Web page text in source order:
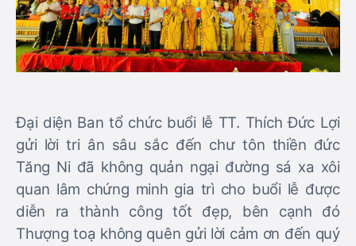
Đại diện Ban tổ chức buổi lễ TT. Thích Đức Lợi
gửi lời tri ân sâu sắc đến chư tôn thiền đức
Tăng Ni đã không quản ngại đường sá xa xôi
quan lâm chứng minh gia trì cho buổi lễ được
diễn ra thành công tốt đẹp, bên cạnh đó
Thượng toạ không quên gửi lời cảm ơn đến quý